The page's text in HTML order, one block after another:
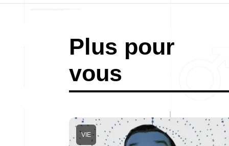
Plus pour
vous
VIE